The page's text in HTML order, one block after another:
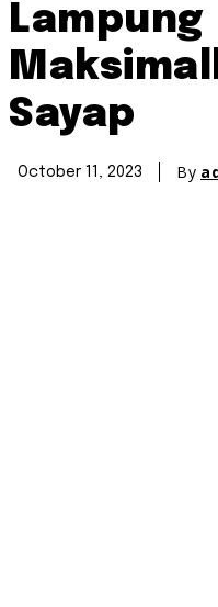
Lampung
Sayap
October 11, 2023 By